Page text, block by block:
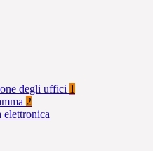
degli uffici 1
2
elettronica